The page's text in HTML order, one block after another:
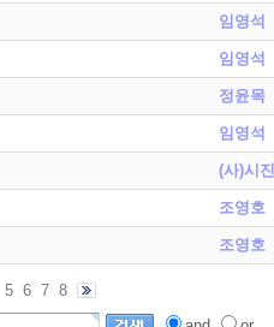
임영석
임영석
정윤목
임영석
(사)시
조영호
조영호
5 6 7 8